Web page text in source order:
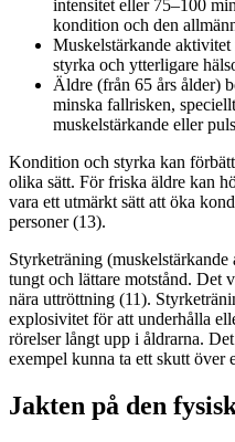
intensitet eller 75–100
kondition och den
Muskelstärkande
styrka och ytterligare
Äldre (från 65 års ålder)
minska fallrisken,
muskelstärkande eller
Kondition och styrka kan
olika sätt. För friska äldre kan
vara ett utmärkt sätt att öka
personer (13).
Styrketräning
tungt och lättare motstånd. Det
nära uttröttning (11).
explosivitet för att underhålla
rörelser långt upp i åldrarna.
exempel kunna ta ett skutt över
Jakten på den